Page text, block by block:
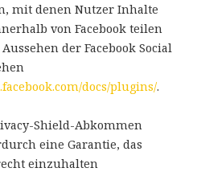
mit denen Nutzer Inhalte
von Facebook teilen
der Facebook Social
docs/plugins/.
Shield-Abkommen
eine Garantie, das
einzuhalten